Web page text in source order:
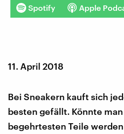
Spotify Apple
11. April 2018
Bei Sneakern kauft sich
besten gefällt. Könnte
begehrtesten Teile